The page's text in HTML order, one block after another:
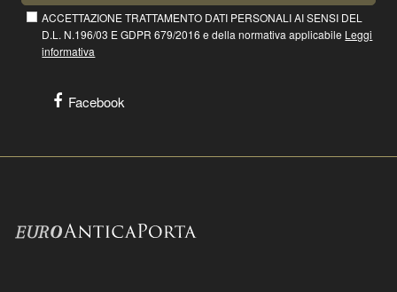
ACCETTAZIONE TRATTAMENTO DATI PERSONALI AI SENSI DEL
D.L. N.196/03 E GDPR 679/2016 e della normativa applicabile Leggi
informativa
Facebook